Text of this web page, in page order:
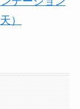
）